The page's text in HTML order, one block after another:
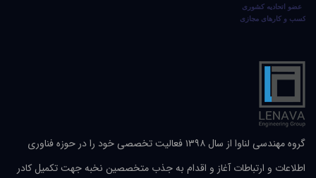
گروه مهندسی لناوا از سال ۱۳۹۸ فعالیت تخصصی خود را در حوزه فناوری
اطلاعات و ارتباطات آغاز و اقدام به جذب متخصصین نخبه جهت تکمیل کادر